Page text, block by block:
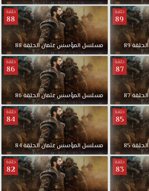
حلقة
89
الحلقة89
حلقة
88
مسلسل المؤسسعثمانالحلقة88
حلقة
87
الحلقة87
حلقة
86
مسلسل المؤسسعثمانالحلقة86
حلقة
85
الحلقة85
حلقة
84
مسلسل المؤسسعثمانالحلقة84
حلقة
83
حلقة
82